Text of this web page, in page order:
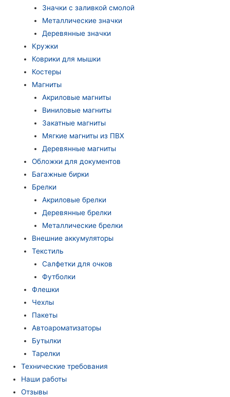
Значки с заливкой смолой
Металлические значки
Деревянные значки
Кружки
Коврики для мышки
Костеры
Магниты
Акриловые магниты
Виниловые магниты
Закатные магниты
Мягкие магниты из ПВХ
Деревянные магниты
Обложки для документов
Багажные бирки
Брелки
Акриловые брелки
Деревянные брелки
Металлические брелки
Внешние аккумуляторы
Текстиль
Салфетки для очков
Футболки
Флешки
Чехлы
Пакеты
Автоароматизаторы
Бутылки
Тарелки
Технические требования
Наши работы
Отзывы